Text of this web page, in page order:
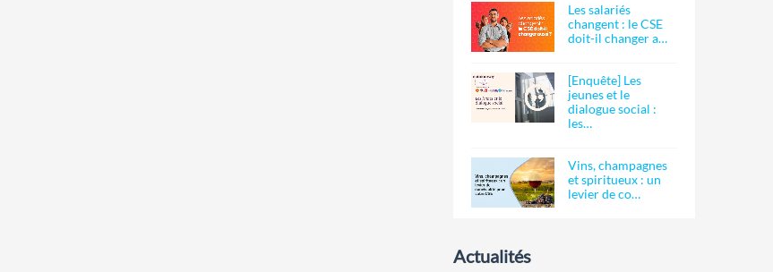
Les salariés
changent : le CSE
doit-il changer a…
[Enquête] Les
jeunes et le
dialogue social :
les…
Vins, champagnes
et spiritueux : un
levier de co…
Actualités